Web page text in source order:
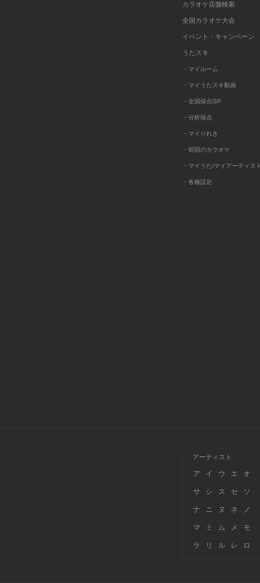
カラオケ店舗検索
全国カラオケ大会
イベント・キャンペーン
うたスキ
・マイルーム
・マイうたスキ動画
・全国採点GP
・分析採点
・マイりれき
・前回のカラオケ
・マイうた/マイアーティスト
・各種設定
アーティスト
ア イ ウ エ オ
サ シ ス セ ソ
ナ ニ ヌ ネ ノ
マ ミ ム メ モ
ラ リ ル レ ロ